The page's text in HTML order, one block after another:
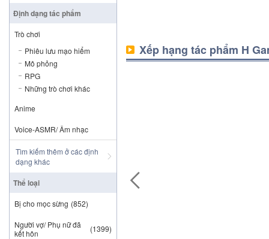
Xếp hạng tác phẩm H
Định dạng tác phẩm
Trò chơi
Phiêu lưu mạo hiểm
Mô phỏng
RPG
Những trò chơi khác
Anime
Voice-ASMR/ Âm nhạc
Tìm kiếm thêm ở các định
dạng khác
Thể loại
Bị cho mọc sừng (852)
Người vợ/ Phụ nữ đã
kết hôn
(1399)